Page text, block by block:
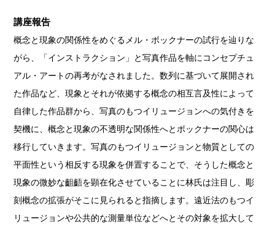
講座報告
概念と現象の関係性をめぐるメル・ボックナーの試行を辿りな
がら、「インストラクション」と写真作品を軸にコンセプチュ
アル・アートの再考がなされました。数列に基づいて展開され
た作品など、現象とそれが依拠する概念の相互言及性によって
自律した作品群から、写真のもつイリュージョンへの気付きを
契機に、概念と現象の不透明な関係性へとボックナーの関心は
移行していきます。写真のもつイリュージョンと物質としての
平面性という相反する現象を併置することで、そうした概念と
現象の微妙な齟齬を顕在化させていることに林氏は注目し、彫
刻概念の拡張がそこに見られると指摘します。遠近法のもつイ
リュージョンや公共的な測量単位などへとその対象を拡大して